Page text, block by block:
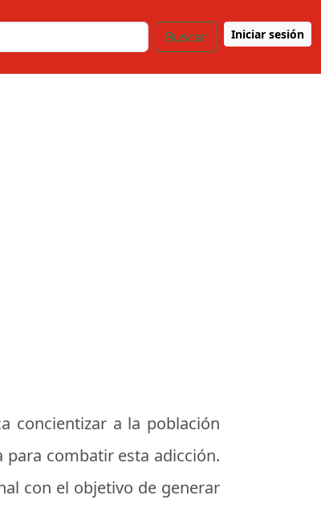
Buscar Iniciar sesión
concientizar a la población
combatir esta adicción.
con el objetivo de generar